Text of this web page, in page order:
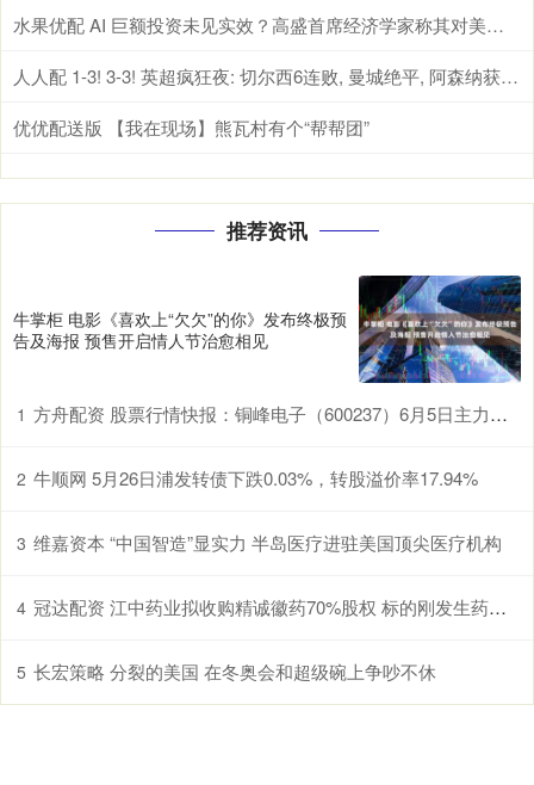
水果优配 AI 巨额投资未见实效？高盛首席经济学家称其对美国 GDP 增长贡献基本为零
人人配 1-3! 3-3! 英超疯狂夜: 切尔西6连败, 曼城绝平, 阿森纳获利好
优优配送版 【我在现场】熊瓦村有个“帮帮团”
推荐资讯
牛掌柜 电影《喜欢上“欠欠”的你》发布终极预
告及海报 预售开启情人节治愈相见
1 方舟配资 股票行情快报：铜峰电子（600237）6月5日主力资金净卖出574.91万元
2 牛顺网 5月26日浦发转债下跌0.03%，转股溢价率17.94%
3 维嘉资本 “中国智造”显实力 半岛医疗进驻美国顶尖医疗机构
4 冠达配资 江中药业拟收购精诚徽药70%股权 标的刚发生药品召回
5 长宏策略 分裂的美国 在冬奥会和超级碗上争吵不休